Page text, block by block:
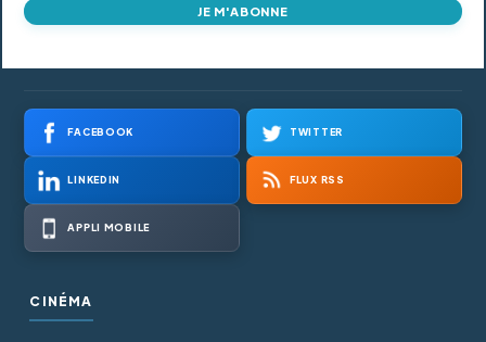
JE M'ABONNE
FACEBOOK TWITTER
LINKEDIN FLUX RSS
APPLI MOBILE
CINÉMA